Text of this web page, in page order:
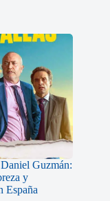
Guzmán:
y
España